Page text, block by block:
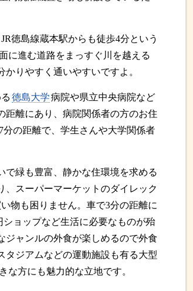
徳島線蔵本駅からも徒歩4分という
に進む道路をまっすぐ川を越える
りやすく通いやすいですよ。
徳島大学病院や県立中央病院など
距離にあり、病院関係者の方のお住
分の距離で、学生さんや大学関係者
緑も豊富、静かな住環境を求める
スーパーマーケットのダイレック
物も困りません。車で3分の距離に
ョップなど生活に必要なものが殆
ジャンルの外食が楽しめるので外食
タジアムなどの運動施設も有る大型
な方にも魅力的な立地です。